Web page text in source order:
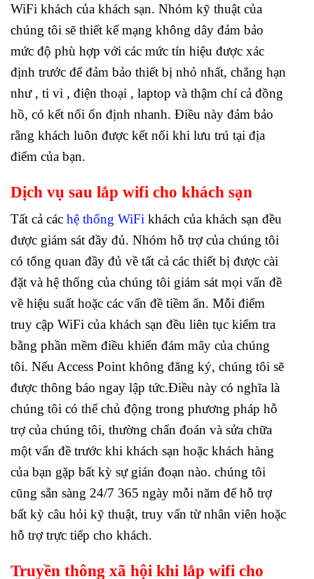
WiFi khách của khách sạn. Nhóm kỹ thuật của
chúng tôi sẽ thiết kế mạng không dây đảm bảo
mức độ phù hợp với các mức tín hiệu được xác
định trước để đảm bảo thiết bị nhỏ nhất, chẳng hạn
như , ti vi , điện thoại , laptop và thậm chí cả đồng
hồ, có kết nối ổn định nhanh. Điều này đảm bảo
rằng khách luôn được kết nối khi lưu trú tại địa
điểm của bạn.
Dịch vụ sau lắp wifi cho khách sạn
Tất cả các hệ thống WiFi khách của khách sạn đều
được giám sát đầy đủ. Nhóm hỗ trợ của chúng tôi
có tổng quan đầy đủ về tất cả các thiết bị được cài
đặt và hệ thống của chúng tôi giám sát mọi vấn đề
về hiệu suất hoặc các vấn đề tiềm ẩn. Mỗi điểm
truy cập WiFi của khách sạn đều liên tục kiểm tra
bằng phần mềm điều khiển đám mây của chúng
tôi. Nếu Access Point không đăng ký, chúng tôi sẽ
được thông báo ngay lập tức.Điều này có nghĩa là
chúng tôi có thể chủ động trong phương pháp hỗ
trợ của chúng tôi, thường chẩn đoán và sửa chữa
một vấn đề trước khi khách sạn hoặc khách hàng
của bạn gặp bất kỳ sự gián đoạn nào. chúng tôi
cũng sẵn sàng 24/7 365 ngày mỗi năm để hỗ trợ
bất kỳ câu hỏi kỹ thuật, truy vấn từ nhân viên hoặc
hỗ trợ trực tiếp cho khách.
Truyền thông xã hội khi lắp wifi cho